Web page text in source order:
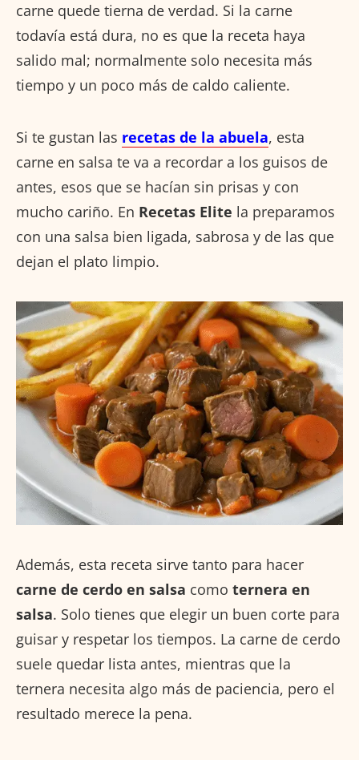
carne quede tierna de verdad. Si la carne
todavía está dura, no es que la receta haya
salido mal; normalmente solo necesita más
tiempo y un poco más de caldo caliente.
Si te gustan las recetas de la abuela, esta
carne en salsa te va a recordar a los guisos de
antes, esos que se hacían sin prisas y con
mucho cariño. En Recetas Elite la preparamos
con una salsa bien ligada, sabrosa y de las que
dejan el plato limpio.
Además, esta receta sirve tanto para hacer
carne de cerdo en salsa como ternera en
salsa. Solo tienes que elegir un buen corte para
guisar y respetar los tiempos. La carne de cerdo
suele quedar lista antes, mientras que la
ternera necesita algo más de paciencia, pero el
resultado merece la pena.